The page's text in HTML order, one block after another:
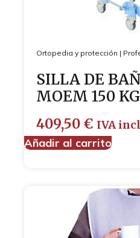
Ortopedia y protección |
SILLA DE
MOEM 150 KG
409,50 € IVA
Añadir al carrito